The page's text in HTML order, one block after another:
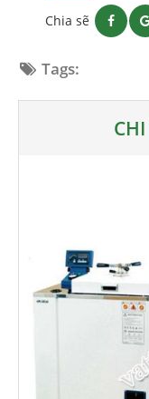
Chia sẽ
Tags: